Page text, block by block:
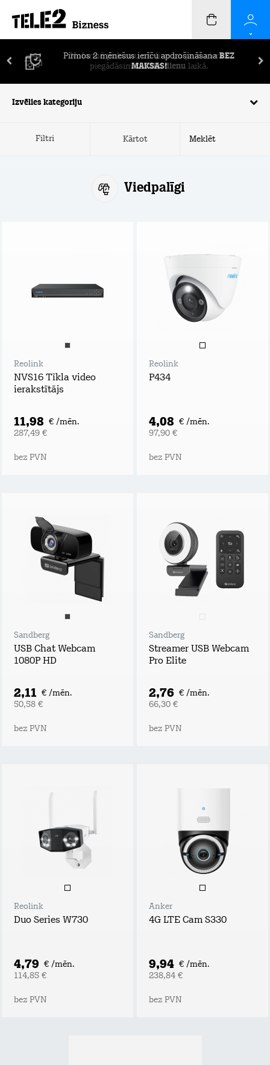
Pirmos 2 mēnešus ierīču apdrošināšanaBEZ
MAKSAS!
Izvēlies kategoriju
Filtri Kārtot
Viedpalīgi
Reolink
NVS16 Tīkla video
ierakstītājs
11,98 € /mēn.
287,49 €
bez PVN
Reolink
P434
4,08 € /mēn.
97,90 €
bez PVN
Sandberg
USB Chat Webcam
1080P HD
2,11 € /mēn.
50,58 €
bez PVN
Sandberg
Streamer USB Webcam
Pro Elite
2,76 € /mēn.
66,30 €
bez PVN
Reolink
Duo Series W730
4,79 € /mēn.
114,85 €
bez PVN
Anker
4G LTE Cam S330
9,94 € /mēn.
238,84 €
bez PVN